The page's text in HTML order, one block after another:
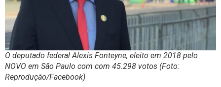
O deputado federal Alexis Fonteyne, eleito em 2018 pelo
NOVO em São Paulo com com 45.298 votos (Foto:
Reprodução/Facebook)